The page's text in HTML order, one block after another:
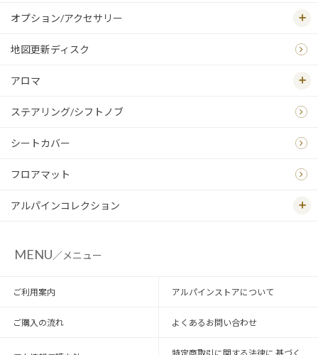
オプション/アクセサリー
地図更新ディスク
アロマ
ステアリング/シフトノブ
シートカバー
フロアマット
アルパインコレクション
MENU／メニュー
ご利用案内 アルパインストアについて
ご購入の流れ よくあるお問い合わせ